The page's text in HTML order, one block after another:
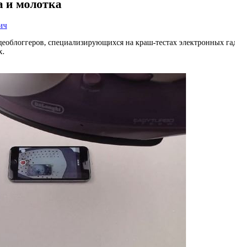
и молотка
специализирующихся на краш-тестах электронных